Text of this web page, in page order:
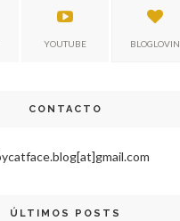
YOUTUBE BLOGLOVIN
CONTACTO
ÚLTIMOS POSTS